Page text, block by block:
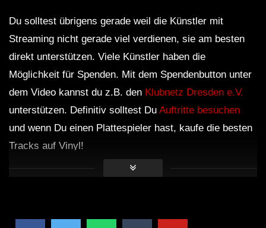
Du solltest übrigens gerade weil die Künstler mit
Streaming nicht gerade viel verdienen, sie am besten
direkt unterstützen. Viele Künstler haben die
Möglichkeit für Spenden. Mit dem Spendenbutton unter
dem Video kannst du z.B. den Klubnetz Dresden e.V.
unterstützen. Definitiv solltest Du Auftritte besuchen
und wenn Du einen Plattespieler hast, kaufe die besten
Tracks auf Vinyl!